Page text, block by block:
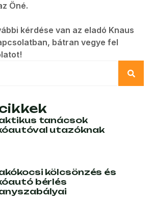
Öné.
kérdése van az eladó Knaus
bátran vegye fel
tanácsok
utazóknak
kölcsönzés és
bérlés